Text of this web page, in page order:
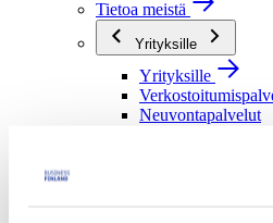
Tietoa meistä
Yrityksille
Yrityksille
Neuvontapalvelut